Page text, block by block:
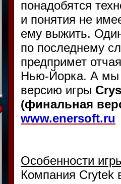
понадобятся
и понятия не
ему выжить.
по последнему
предпримет
Нью-Йорка. А
версию игры
(финальная
www.enersoft.ru
Особенности
Компания Crytek